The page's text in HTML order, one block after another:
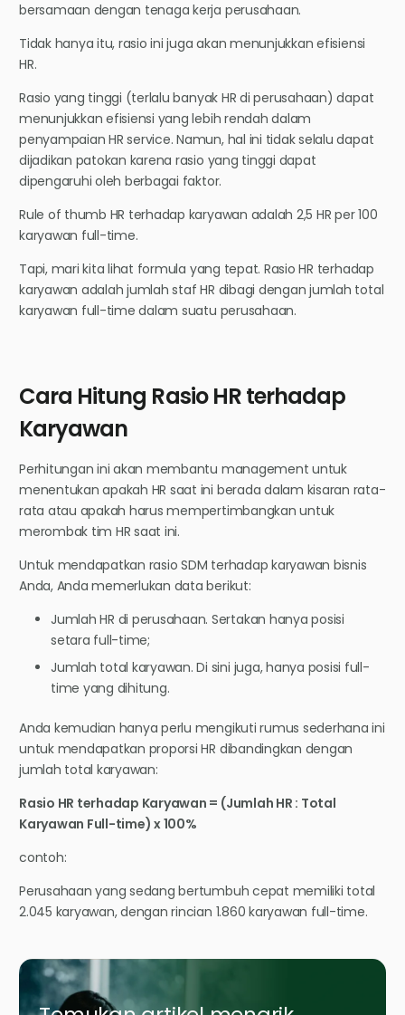
bersamaan dengan tenaga kerja perusahaan.
Tidak hanya itu, rasio ini juga akan menunjukkan efisiensi
HR.
Rasio yang tinggi (terlalu banyak HR di perusahaan) dapat
menunjukkan efisiensi yang lebih rendah dalam
penyampaian HR service. Namun, hal ini tidak selalu dapat
dijadikan patokan karena rasio yang tinggi dapat
dipengaruhi oleh berbagai faktor.
Rule of thumb HR terhadap karyawan adalah 2,5 HR per 100
karyawan full-time.
Tapi, mari kita lihat formula yang tepat. Rasio HR terhadap
karyawan adalah jumlah staf HR dibagi dengan jumlah total
karyawan full-time dalam suatu perusahaan.
Cara Hitung Rasio HR terhadap
Karyawan
Perhitungan ini akan membantu management untuk
menentukan apakah HR saat ini berada dalam kisaran rata-
rata atau apakah harus mempertimbangkan untuk
merombak tim HR saat ini.
Untuk mendapatkan rasio SDM terhadap karyawan bisnis
Anda, Anda memerlukan data berikut:
Jumlah HR di perusahaan. Sertakan hanya posisi
setara full-time;
Jumlah total karyawan. Di sini juga, hanya posisi full-
time yang dihitung.
Anda kemudian hanya perlu mengikuti rumus sederhana ini
untuk mendapatkan proporsi HR dibandingkan dengan
jumlah total karyawan:
Rasio HR terhadap Karyawan = (Jumlah HR : Total
Karyawan Full-time) x 100%
contoh:
Perusahaan yang sedang bertumbuh cepat memiliki total
2.045 karyawan, dengan rincian 1.860 karyawan full-time.